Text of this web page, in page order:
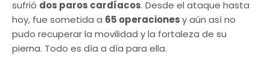
sufrió dos paros cardíacos. Desde el ataque hasta
hoy, fue sometida a 65 operacionesy aún así no
pudo recuperar la movilidad y la fortaleza de su
pierna. Todo es día a día para ella.